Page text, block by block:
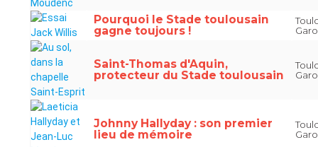
Pourquoi le Stade toulousain
gagne toujours !
Saint-Thomas d'Aquin,
protecteur du Stade toulousain
Johnny Hallyday : son premier
lieu de mémoire